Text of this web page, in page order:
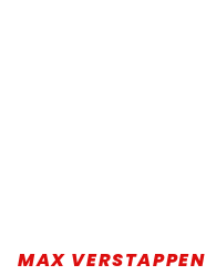
MAX VERSTAPPEN